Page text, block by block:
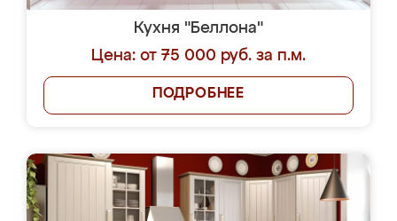
Кухня "Беллона"
Цена: от 75 000 руб. за п.м.
ПОДРОБНЕЕ